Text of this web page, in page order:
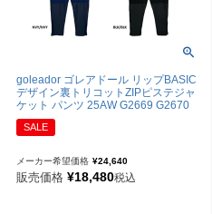
goleador ゴレアドール リップBASIC
デザイン裏トリコットZIPピステジャ
ケット パンツ 25AW G2669 G2670
SALE
メーカー希望価格 ¥24,640
販売価格 ¥18,480税込